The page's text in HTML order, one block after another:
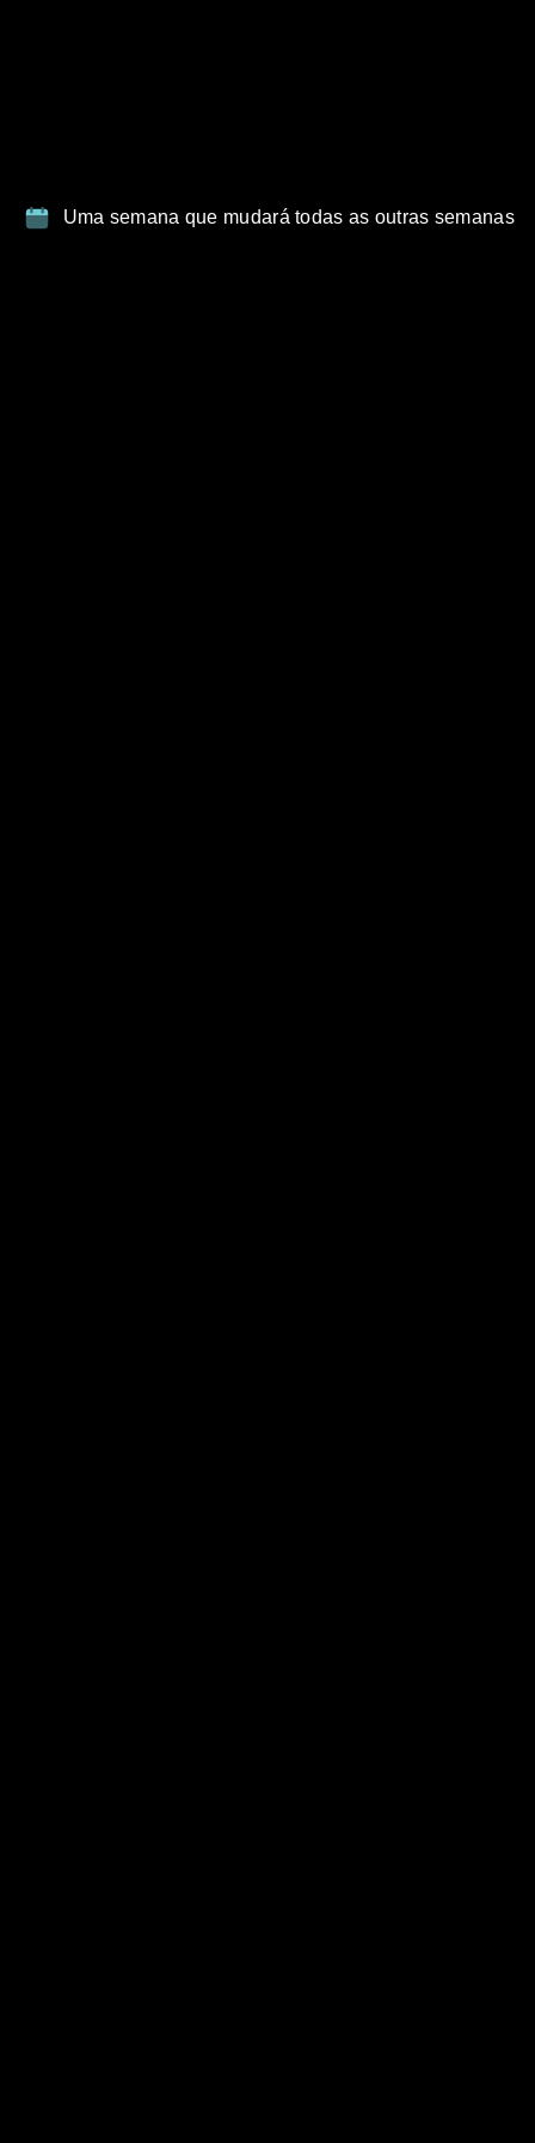
Uma semana que mudará todas as outras semanas